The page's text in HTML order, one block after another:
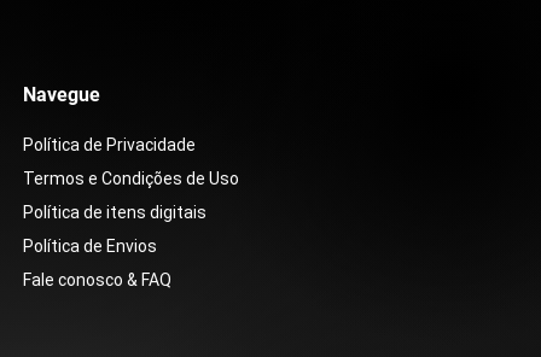
Navegue
Política de Privacidade
Termos e Condições de Uso
Política de itens digitais
Política de Envios
Fale conosco & FAQ